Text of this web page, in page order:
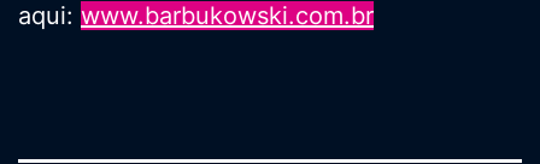
aqui: www.barbukowski.com.br